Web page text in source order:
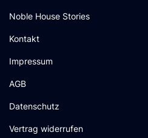
Noble House Stories
Kontakt
Impressum
AGB
Datenschutz
Vertrag widerrufen